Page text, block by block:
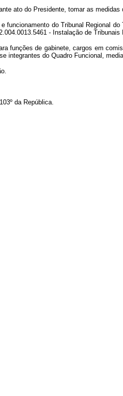
ato do Presidente, tomar as
do Tribunal Regional
- Instalação de Tribunais
funções de gabinete, cargos em
integrantes do Quadro Funcional,
da República.